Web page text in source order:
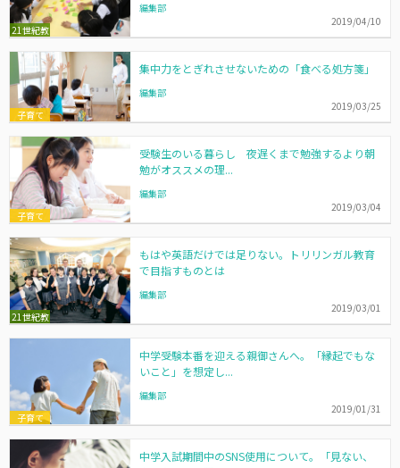
21世紀教
編集部
2019/04/10
子育て
集中力をとぎれさせないための「食べる処方箋」
編集部
2019/03/25
子育て
受験生のいる暮らし 夜遅くまで勉強するより朝
勉がオススメの理...
編集部
2019/03/04
21世紀教
もはや英語だけでは足りない。トリリンガル教育
で目指すものとは
編集部
2019/03/01
子育て
中学受験本番を迎える親御さんへ。「縁起でもな
いこと」を想定し...
編集部
2019/01/31
中学入試期間中のSNS使用について。「見ない、